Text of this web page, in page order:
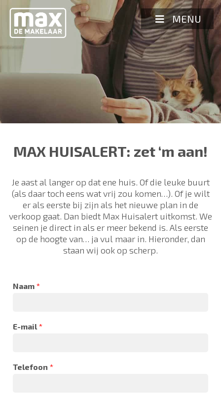
naar
inhoud
MENU
MAX HUISALERT: zet ‘m aan!
Je aast al langer op dat ene huis. Of die leuke buurt
(als daar toch eens wat vrij zou komen…). Of je wilt
er als eerste bij zijn als het nieuwe plan in de
verkoop gaat. Dan biedt Max Huisalert uitkomst. We
seinen je direct in als er meer bekend is. Als eerste
op de hoogte van… ja vul maar in. Hieronder, dan
staan wij ook op scherp.
Naam *
E-mail *
Telefoon *